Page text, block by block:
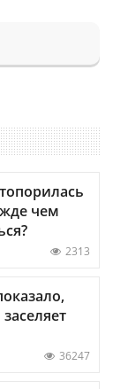
чем
2313
36247